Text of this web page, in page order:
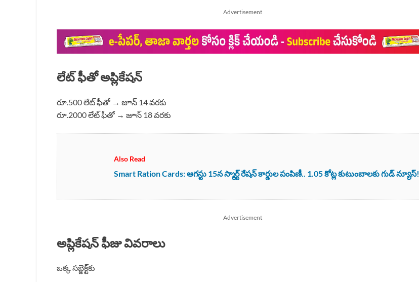
Advertisement
లేట్ ఫీతో అప్లికేషన్
రూ.500 లేట్ ఫీతో → జూన్ 14 వరకు
రూ.2000 లేట్ ఫీతో → జూన్ 18 వరకు
Also Read
Smart Ration Cards: ఆగస్టు 15న స్మార్ట్ రేషన్ కార్డుల పంపిణీ.. 1.05 కోట్ల కుటుంబాలకు గుడ్ న్యూస్!
Advertisement
అప్లికేషన్ ఫీజు వివరాలు
ఒక్క సబ్జెక్ట్‌కు